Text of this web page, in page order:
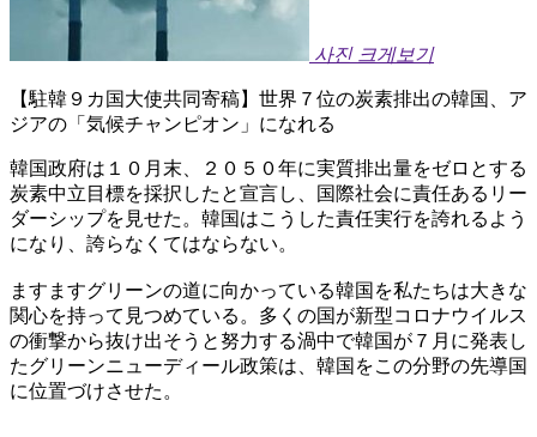
사진 크게보기
【駐韓９カ国大使共同寄稿】世界７位の炭素排出の韓国、ア
ジアの「気候チャンピオン」になれる
韓国政府は１０月末、２０５０年に実質排出量をゼロとする
炭素中立目標を採択したと宣言し、国際社会に責任あるリー
ダーシップを見せた。韓国はこうした責任実行を誇れるよう
になり、誇らなくてはならない。
ますますグリーンの道に向かっている韓国を私たちは大きな
関心を持って見つめている。多くの国が新型コロナウイルス
の衝撃から抜け出そうと努力する渦中で韓国が７月に発表し
たグリーンニューディール政策は、韓国をこの分野の先導国
に位置づけさせた。